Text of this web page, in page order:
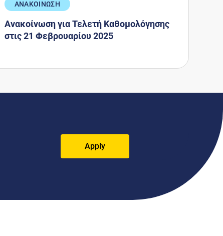
ΑΝΑΚΟΙΝΩΣΗ
Ανακοίνωση για Τελετή Καθομολόγησης
στις 21 Φεβρουαρίου 2025
Apply